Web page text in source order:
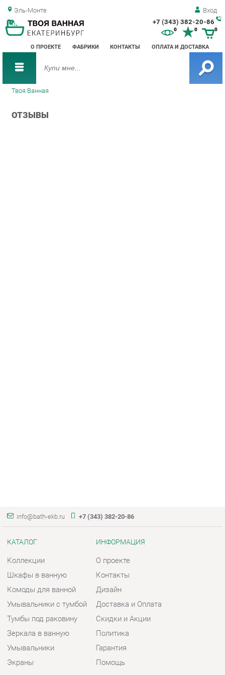
Эль-Монте Вход
+7 (343) 382-20-86
О ПРОЕКТЕ ФАБРИКИ КОНТАКТЫ ОПЛАТА И ДОСТАВКА
0 0
Твоя Ванная
ОТЗЫВЫ
КАТАЛОГ
Коллекции
Комоды для ванной
Умывальники с тумбой
Тумбы под раковину
Зеркала в ванную
Умывальники
Экраны
ИНФОРМАЦИЯ
О проекте
Дизайн
Доставка и Оплата
Скидки и Акции
Политика
Гарантия
Помощь
ГОРОДА